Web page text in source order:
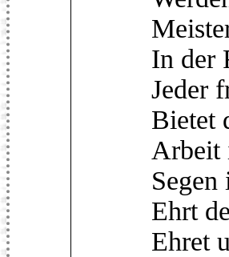
In der
Jeder
Bietet
Arbeit
Ehrt
Ehret